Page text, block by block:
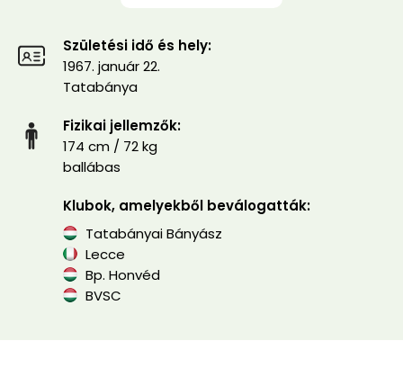
Születési idő és hely:
1967. január 22.
Tatabánya
Fizikai jellemzők:
174 cm / 72 kg
ballábas
Klubok, amelyekből beválogatták:
Tatabányai Bányász
Lecce
Bp. Honvéd
BVSC